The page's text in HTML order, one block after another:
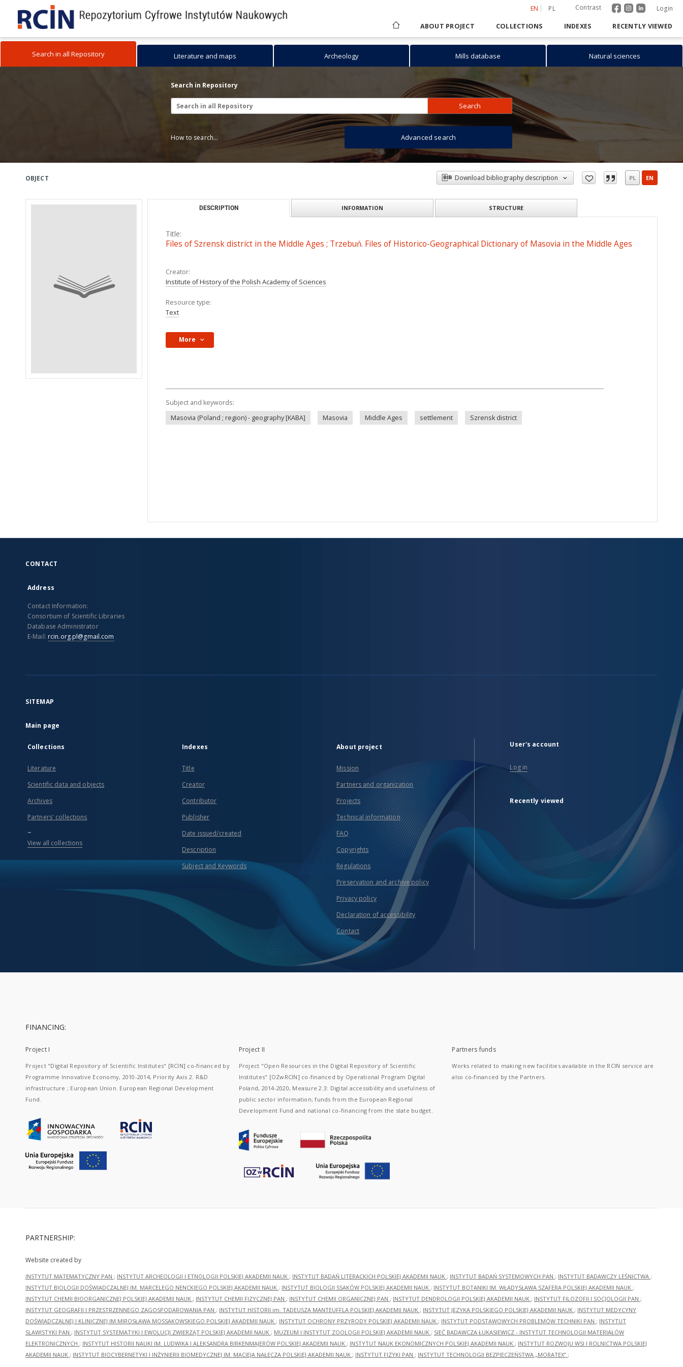
EN PL Contrast Login
ABOUT PROJECT COLLECTIONS INDEXES RECENTLY VIEWED
Search in all Repository Literature and maps Archeology Mills database Natural sciences
Search in Repository
Search
How to search... Advanced search
OBJECT Download bibliography description PL EN
DESCRIPTION INFORMATION STRUCTURE
Title:
Files of Szrensk district in the Middle Ages ; Trzebuń. Files of Historico-Geographical Dictionary of Masovia in the Middle Ages
Creator:
Institute of History of the Polish Academy of Sciences
Resource type:
Text
More
Subject and keywords:
Masovia (Poland ; region) - geography [KABA]
Masovia Middle Ages settlement Szrensk district
CONTACT
Address
Contact Information:
Consortium of Scientific Libraries
Database Administrator
E-Mail: rcin.org.pl@gmail.com
SITEMAP
Main page
Collections
Literature
Scientific data and objects
Archives
Partners' collections
...
View all collections
Indexes
Title
Creator
Contributor
Publisher
Date issued/created
Description
Subject and Keywords
About project
Mission
Partners and organization
Projects
Technical information
FAQ
Copyrights
Regulations
Preservation and archive policy
Privacy policy
Declaration of accessibility
Contact
User's account
Log in
Recently viewed
FINANCING:
Project I
Project "Digital Repository of Scientific Institutes" [RCIN] co-financed by
Programme Innovative Economy, 2010-2014, Priority Axis 2. R&D
infrastructure ; European Union. European Regional Development
Fund.
Project II
Project "Open Resources in the Digital Repository of Scientific
Institutes" [OZwRCIN] co-financed by Operational Program Digital
Poland, 2014-2020, Measure 2.3: Digital accessibility and usefulness of
public sector information; funds from the European Regional
Development Fund and national co-financing from the state budget.
Partners funds
Works related to making new facilities available in the RCIN service are
also co-financed by the Partners.
PARTNERSHIP:
Website created by
INSTYTUT MATEMATYCZNY PAN ; INSTYTUT ARCHEOLOGII I ETNOLOGII POLSKIEJ AKADEMII NAUK ; INSTYTUT BADAŃ LITERACKICH POLSKIEJ AKADEMII NAUK ; INSTYTUT BADAŃ SYSTEMOWYCH PAN ; INSTYTUT BADAWCZY LEŚNICTWA ;
INSTYTUT BIOLOGII DOŚWIADCZALNEJ IM. MARCELEGO NENCKIEGO POLSKIEJ AKADEMII NAUK ; INSTYTUT BIOLOGII SSAKÓW POLSKIEJ AKADEMII NAUK ; INSTYTUT BOTANIKI IM. WŁADYSŁAWA SZAFERA POLSKIEJ AKADEMII NAUK ;
INSTYTUT CHEMII BIOORGANICZNEJ POLSKIEJ AKADEMII NAUK ; INSTYTUT CHEMII FIZYCZNEJ PAN ; INSTYTUT CHEMII ORGANICZNEJ PAN ; INSTYTUT DENDROLOGII POLSKIEJ AKADEMII NAUK ; INSTYTUT FILOZOFII I SOCJOLOGII PAN ;
INSTYTUT GEOGRAFII I PRZESTRZENNEGO ZAGOSPODAROWANIA PAN ; INSTYTUT HISTORII im. TADEUSZA MANTEUFFLA POLSKIEJ AKADEMII NAUK ; INSTYTUT JĘZYKA POLSKIEGO POLSKIEJ AKADEMII NAUK ; INSTYTUT MEDYCYNY
DOŚWIADCZALNEJ I KLINICZNEJ IM.MIROSŁAWA MOSSAKOWSKIEGO POLSKIEJ AKADEMII NAUK ; INSTYTUT OCHRONY PRZYRODY POLSKIEJ AKADEMII NAUK ; INSTYTUT PODSTAWOWYCH PROBLEMÓW TECHNIKI PAN ; INSTYTUT
SLAWISTYKI PAN ; INSTYTUT SYSTEMATYKI I EWOLUCJI ZWIERZĄT POLSKIEJ AKADEMII NAUK ; MUZEUM I INSTYTUT ZOOLOGII POLSKIEJ AKADEMII NAUK ; SIEĆ BADAWCZA ŁUKASIEWICZ - INSTYTUT TECHNOLOGII MATERIAŁÓW
ELEKTRONICZNYCH ; INSTYTUT HISTORII NAUKI IM. LUDWIKA I ALEKSANDRA BIRKENMAJERÓW POLSKIEJ AKADEMII NAUK ; INSTYTUT NAUK EKONOMICZNYCH POLSKIEJ AKADEMII NAUK ; INSTYTUT ROZWOJU WSI I ROLNICTWA POLSKIEJ
AKADEMII NAUK ; INSTYTUT BIOCYBERNETYKI I INŻYNIERII BIOMEDYCZNEJ IM. MACIEJA NAŁĘCZA POLSKIEJ AKADEMII NAUK ; INSTYTUT FIZYKI PAN ; INSTYTUT TECHNOLOGII BEZPIECZEŃSTWA „MORATEX” ;